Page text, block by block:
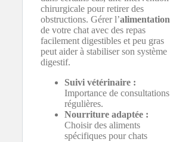
chirurgicale pour retirer des
obstructions. Gérer l’alimentation
de votre chat avec des repas
facilement digestibles et peu gras
peut aider à stabiliser son système
digestif.
Suivi vétérinaire :
Importance de consultations
régulières.
Nourriture adaptée :
Choisir des aliments
spécifiques pour chats